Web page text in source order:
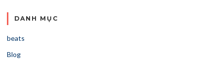
DANH MỤC
beats
Blog